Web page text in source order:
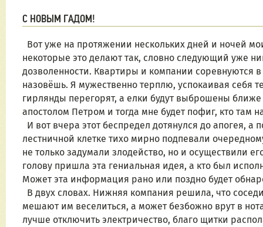
С НОВЫМ ГАДОМ!
некоторые это делают так, словно следующий уже
дозволенности. Квартиры и компании соревнуются
назовёшь. Я мужественно терплю, успокаивая себя
гирлянды перегорят, а елки будут выброшены
апостолом Петром и тогда мне будет пофиг, кто там
лестничной клетке тихо мирно подпевали
не только задумали злодейство, но и осуществили
голову пришла эта гениальная идея, а кто был
Может эта информация рано или поздно будет
мешают им веселиться, а может безбожно врут в
лучше отключить электричество, благо щитки